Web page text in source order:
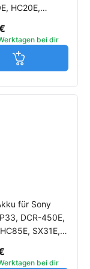
HC20E,
CX700VE,
bei dir
Jetzt in den
für Sony
DCR-450E,
SX31E,
bei dir